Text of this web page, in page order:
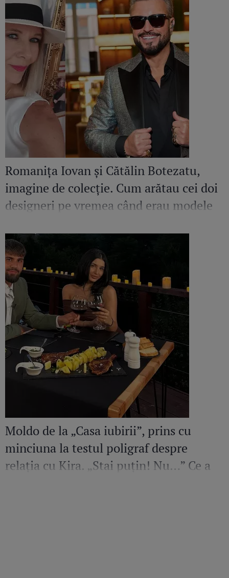
Romanița Iovan și Cătălin Botezatu,
imagine de colecție. Cum arătau cei doi
designeri pe vremea când erau modele
Moldo de la „Casa iubirii”, prins cu
minciuna la testul poligraf despre
relația cu Kira. „Stai puțin! Nu…” Ce a